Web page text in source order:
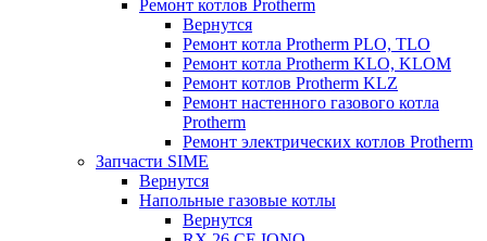
Ремонт котлов Protherm
Вернутся
Ремонт котла Protherm PLO, TLO
Ремонт котла Protherm KLO, KLOM
Ремонт котлов Protherm KLZ
Ремонт настенного газового котла
Protherm
Ремонт электрических котлов Protherm
Запчасти SIME
Вернутся
Напольные газовые котлы
Вернутся